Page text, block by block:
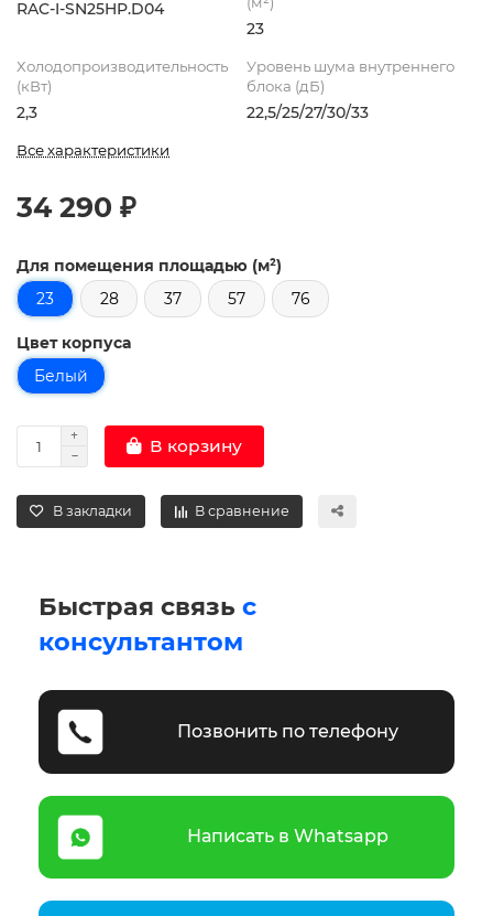
RAC-I-SN25HP.D04
23
Холодопроизводительность
(кВт)
2,3
Уровень шума внутреннего
блока (дБ)
22,5/25/27/30/33
Все характеристики
34 290 ₽
Для помещения площадью (м²)
23
28 37 57 76
Цвет корпуса
Белый
В корзину
В закладки В сравнение
Быстрая связь с
консультантом
Позвонить по телефону
Написать в Whatsapp